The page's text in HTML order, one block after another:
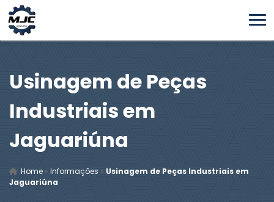
Usinagem de Peças
Industriais em
Jaguariúna
Home » Informações » Usinagem de Peças Industriais em
Jaguariúna